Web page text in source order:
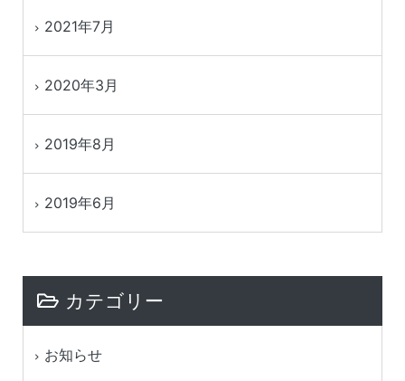
2021年7月
2020年3月
2019年8月
2019年6月
カテゴリー
お知らせ